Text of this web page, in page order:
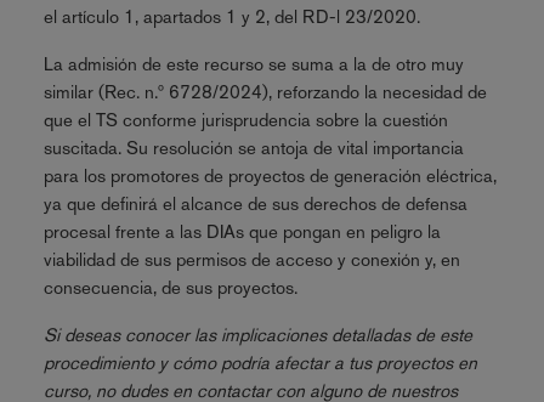
el artículo 1, apartados 1 y 2, del RD-l 23/2020.
La admisión de este recurso se suma a la de otro muy
similar (Rec. n.º 6728/2024), reforzando la necesidad de
que el TS conforme jurisprudencia sobre la cuestión
suscitada. Su resolución se antoja de vital importancia
para los promotores de proyectos de generación eléctrica,
ya que definirá el alcance de sus derechos de defensa
procesal frente a las DIAs que pongan en peligro la
viabilidad de sus permisos de acceso y conexión y, en
consecuencia, de sus proyectos.
Si deseas conocer las implicaciones detalladas de este
procedimiento y cómo podría afectar a tus proyectos en
curso, no dudes en contactar con alguno de nuestros